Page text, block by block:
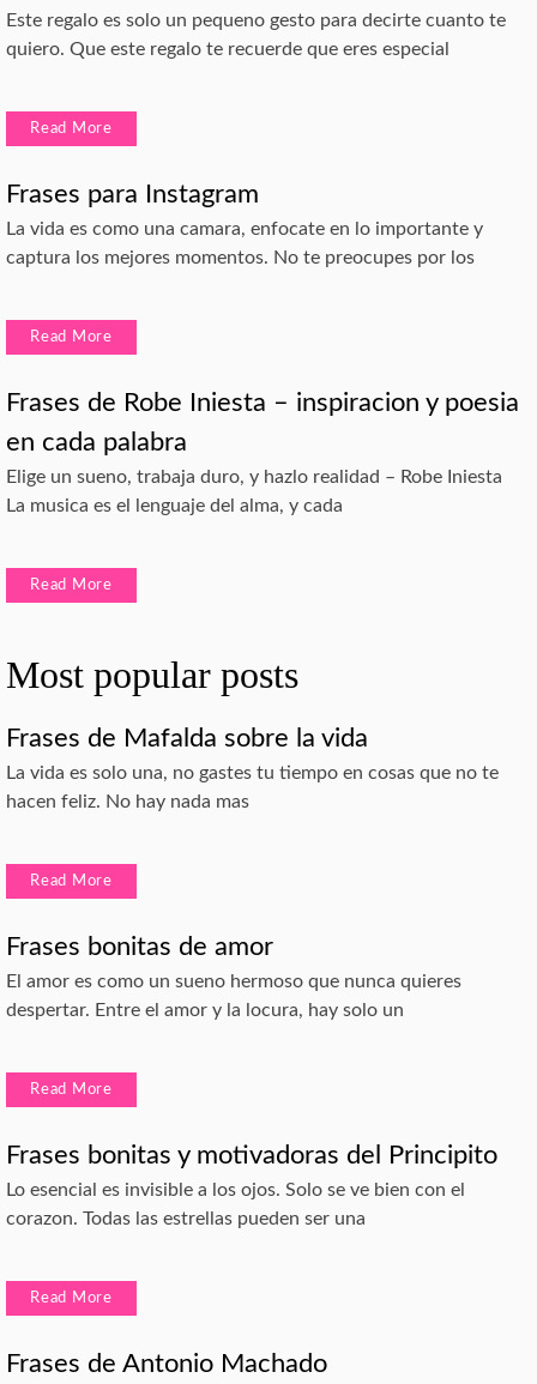
Este regalo es solo un pequeno gesto para decirte cuanto te
quiero. Que este regalo te recuerde que eres especial
Read More
Frases para Instagram
La vida es como una camara, enfocate en lo importante y
captura los mejores momentos. No te preocupes por los
Read More
Frases de Robe Iniesta – inspiracion y poesia
en cada palabra
Elige un sueno, trabaja duro, y hazlo realidad – Robe Iniesta
La musica es el lenguaje del alma, y cada
Read More
Most popular posts
Frases de Mafalda sobre la vida
La vida es solo una, no gastes tu tiempo en cosas que no te
hacen feliz. No hay nada mas
Read More
Frases bonitas de amor
El amor es como un sueno hermoso que nunca quieres
despertar. Entre el amor y la locura, hay solo un
Read More
Frases bonitas y motivadoras del Principito
Lo esencial es invisible a los ojos. Solo se ve bien con el
corazon. Todas las estrellas pueden ser una
Read More
Frases de Antonio Machado